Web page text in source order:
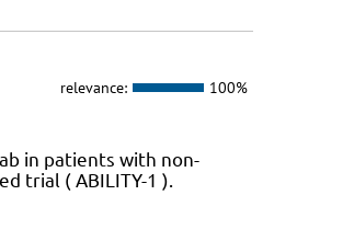
relevance: 100%
in patients with non-
trial ( ABILITY-1 ).